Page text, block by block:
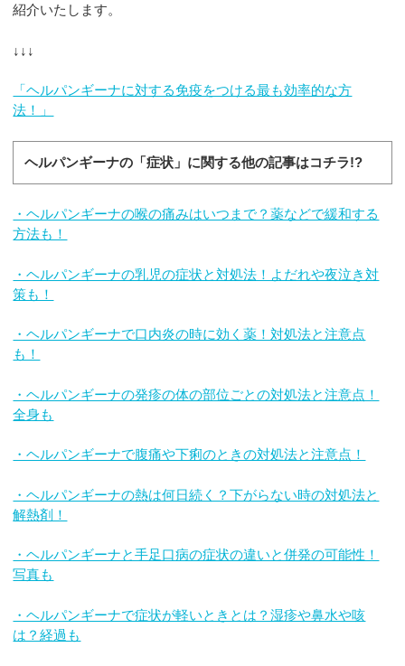
紹介いたします。
↓↓↓
「ヘルパンギーナに対する免疫をつける最も効率的な方
法！」
ヘルパンギーナの「症状」に関する他の記事はコチラ!?
・ヘルパンギーナの喉の痛みはいつまで？薬などで緩和する
方法も！
・ヘルパンギーナの乳児の症状と対処法！よだれや夜泣き対
策も！
・ヘルパンギーナで口内炎の時に効く薬！対処法と注意点
も！
・ヘルパンギーナの発疹の体の部位ごとの対処法と注意点！
全身も
・ヘルパンギーナで腹痛や下痢のときの対処法と注意点！
・ヘルパンギーナの熱は何日続く？下がらない時の対処法と
解熱剤！
・ヘルパンギーナと手足口病の症状の違いと併発の可能性！
写真も
・ヘルパンギーナで症状が軽いときとは？湿疹や鼻水や咳
は？経過も